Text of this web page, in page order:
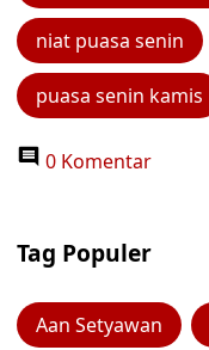
niat puasa senin
puasa senin kamis
0 Komentar
Tag Populer
Aan Setyawan